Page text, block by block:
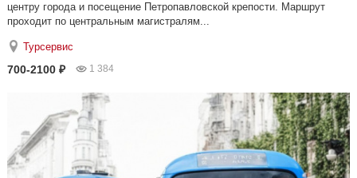
центру города и посещение Петропавловской крепости. Маршрут
проходит по центральным магистралям...
Турсервис
700-2100 ₽ 1 384